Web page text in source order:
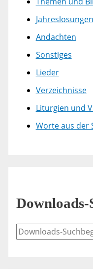
Jahreslosungen
Andachten
Sonstiges
Lieder
Verzeichnisse
Liturgien und
Worte aus der
Downloads-